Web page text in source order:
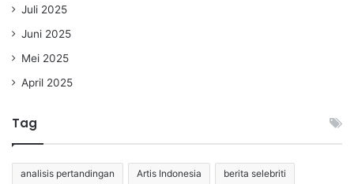
Juli 2025
Juni 2025
Mei 2025
April 2025
Tag
analisis pertandingan Artis Indonesia berita selebriti